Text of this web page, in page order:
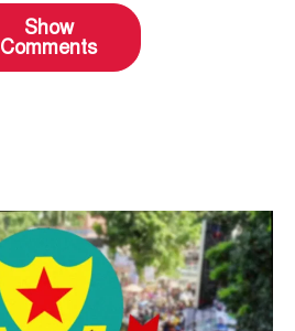
Show
Comments